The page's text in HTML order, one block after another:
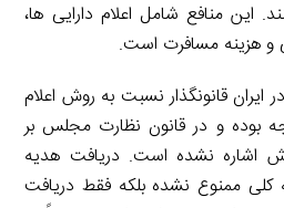
این منافع شامل اعلام دارایی ها،
و هزینه مسافرت است.
قانونگذار نسبت به روش اعلام
بوده و در قانون نظارت مجلس بر
اشاره نشده است. دریافت هدیه
ممنوع نشده بلکه فقط دریافت